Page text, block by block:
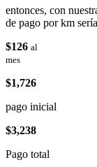
entonces, con
de pago por km
$126 al
mes
$1,726
pago inicial
$3,238
Pago total